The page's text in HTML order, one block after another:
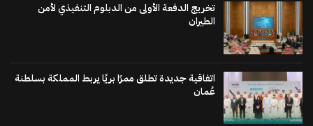
تخريج الدفعة الأولى من الدبلوم التنفيذي لأمن
الطيران
اتفاقية جديدة تطلق ممرًا بريًا يربط المملكة بسلطنة
عُمان